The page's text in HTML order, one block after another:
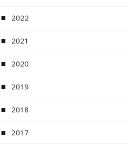
2022
2021
2020
2019
2018
2017